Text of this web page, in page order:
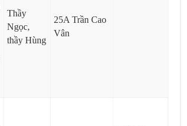
Thầy
Ngọc,
thầy Hùng
25A Trần Cao
Vân